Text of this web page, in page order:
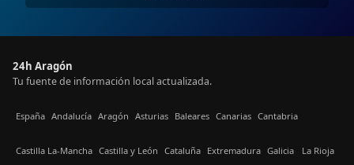
24h Aragón
Tu fuente de información local actualizada.
España Andalucía Aragón Asturias Baleares Canarias Cantabria
Castilla La-Mancha Castilla y León Cataluña Extremadura Galicia La Rioja